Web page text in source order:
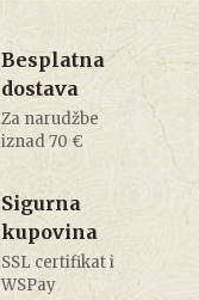
Besplatna
dostava
Za narudžbe
iznad 70 €
Sigurna
kupovina
SSL certifikat i
WSPay